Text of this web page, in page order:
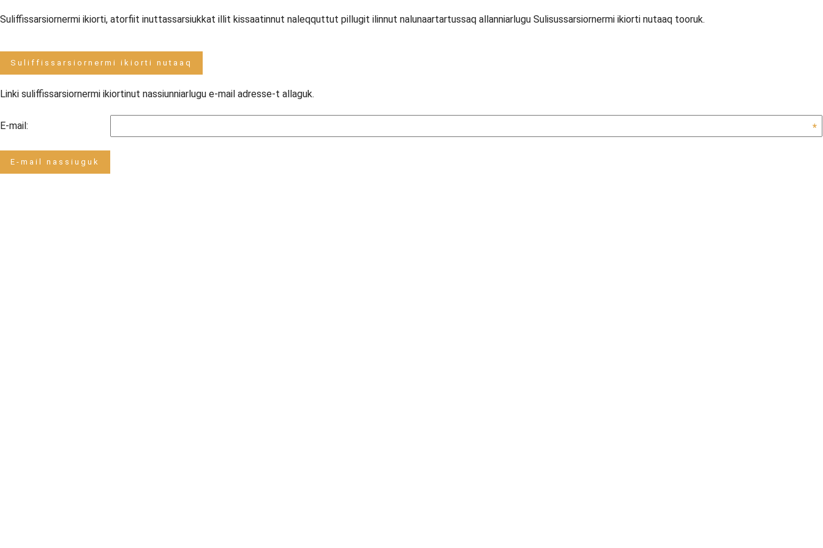
Suliffissarsiornermi ikiorti, atorfiit inuttassarsiukkat illit kissaatinnut naleqquttut pillugit ilinnut nalunaartartussaq allanniarlugu Sulisussarsiornermi ikiorti nutaaq tooruk.
Linki suliffissarsiornermi ikiortinut nassiunniarlugu e-mail adresse-t allaguk.
E-mail: *